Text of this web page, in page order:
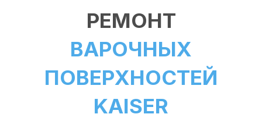
РЕМОНТ
ВАРОЧНЫХ
ПОВЕРХНОСТЕЙ
KAISER